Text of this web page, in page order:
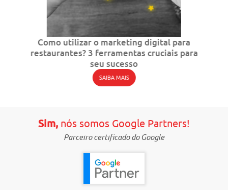
Como utilizar o marketing digital para
restaurantes? 3 ferramentas cruciais para
seu sucesso
SAIBA MAIS
Sim,nós somos Google Partners!
Parceiro certificado do Google